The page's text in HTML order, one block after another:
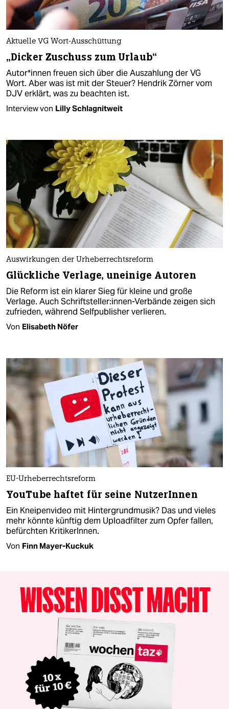
Aktuelle VG Wort-Ausschüttung
„Dicker Zuschuss zum Urlaub“
Autor*innen freuen sich über die Auszahlung der VG
Wort. Aber was ist mit der Steuer? Hendrik Zörner vom
DJV erklärt, was zu beachten ist.
Interview von Lilly Schlagnitweit
Auswirkungen der Urheberrechtsreform
Glückliche Verlage, uneinige Autoren
Die Reform ist ein klarer Sieg für kleine und große
Verlage. Auch Schriftsteller:innen-Verbände zeigen sich
zufrieden, während Selfpublisher verlieren.
Von Elisabeth Nöfer
EU-Urheberrechtsreform
YouTube haftet für seine NutzerInnen
Ein Kneipenvideo mit Hintergrundmusik? Das und vieles
mehr könnte künftig dem Uploadfilter zum Opfer fallen,
befürchten KritikerInnen.
Von Finn Mayer-Kuckuk